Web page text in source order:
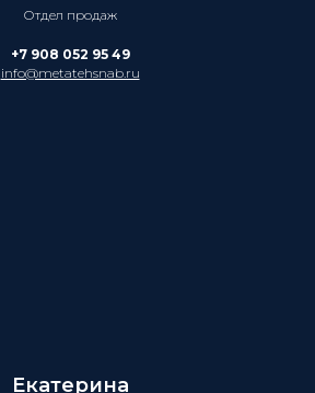
Отдел продаж
+7 908 052 95 49
info@metatehsnab.ru
Екатерина